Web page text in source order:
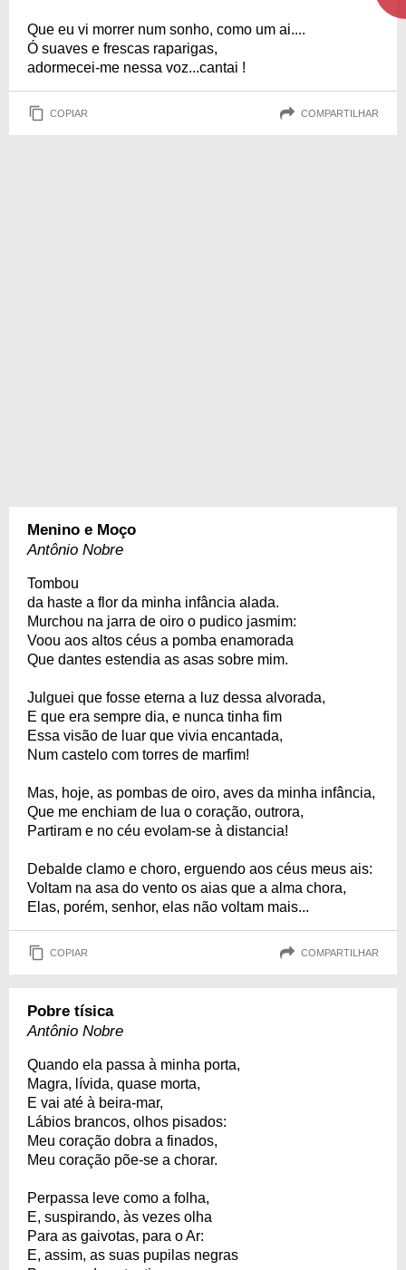
Que eu vi morrer num sonho, como um ai....
Ó suaves e frescas raparigas,
adormecei-me nessa voz...cantai !
COPIAR COMPARTILHAR
Menino e Moço
Antônio Nobre
Tombou
da haste a flor da minha infância alada.
Murchou na jarra de oiro o pudico jasmim:
Voou aos altos céus a pomba enamorada
Que dantes estendia as asas sobre mim.
Julguei que fosse eterna a luz dessa alvorada,
E que era sempre dia, e nunca tinha fim
Essa visão de luar que vivia encantada,
Num castelo com torres de marfim!
Mas, hoje, as pombas de oiro, aves da minha infância,
Que me enchiam de lua o coração, outrora,
Partiram e no céu evolam-se à distancia!
Debalde clamo e choro, erguendo aos céus meus ais:
Voltam na asa do vento os aias que a alma chora,
Elas, porém, senhor, elas não voltam mais...
COPIAR COMPARTILHAR
Pobre tísica
Antônio Nobre
Quando ela passa à minha porta,
Magra, lívida, quase morta,
E vai até à beira-mar,
Lábios brancos, olhos pisados:
Meu coração dobra a finados,
Meu coração põe-se a chorar.
Perpassa leve como a folha,
E, suspirando, às vezes olha
Para as gaivotas, para o Ar:
E, assim, as suas pupilas negras